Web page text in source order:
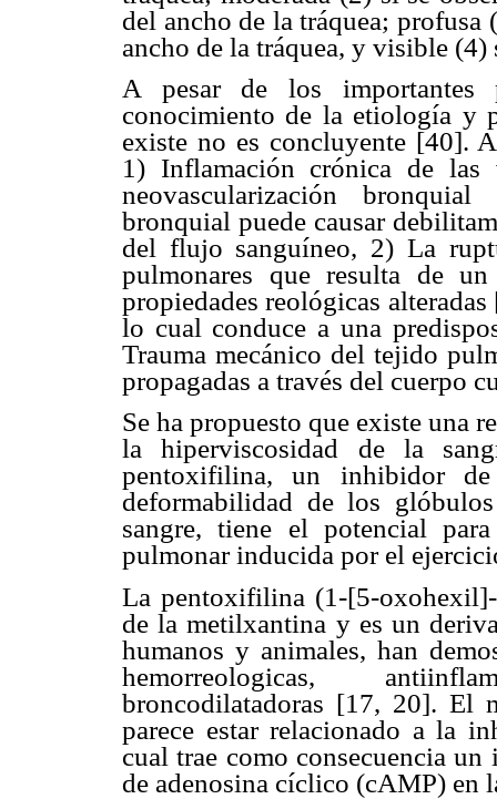
del ancho de la tráquea;
ancho de la tráquea, y visible (4)
A pesar de los importantes
conocimiento de la etiología y
existe no es concluyente [40].
1) Inflamación crónica de las
neovascularización
bronquial puede causar
del flujo sanguíneo, 2) La
pulmonares que resulta de
propiedades reológicas
lo cual conduce a una
Trauma mecánico del tejido
propagadas a través del cuerpo
Se ha propuesto que existe una
la hiperviscosidad de la
pentoxifilina, un inhibidor de
deformabilidad de los
sangre, tiene el potencial
pulmonar inducida por el
La pentoxifilina (1-[5-
de la metilxantina y es un
humanos y animales, han
hemorreologicas,
broncodilatadoras [17, 20]. El
parece estar relacionado a la
cual trae como consecuencia
de adenosina cíclico (cAMP) en